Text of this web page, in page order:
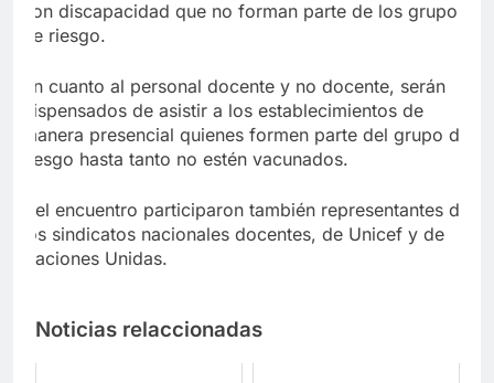
con discapacidad que no forman parte de los grupos
de riesgo.
En cuanto al personal docente y no docente, serán
dispensados de asistir a los establecimientos de
manera presencial quienes formen parte del grupo de
riesgo hasta tanto no estén vacunados.
Del encuentro participaron también representantes de
los sindicatos nacionales docentes, de Unicef y de
Naciones Unidas.
Noticias relaccionadas